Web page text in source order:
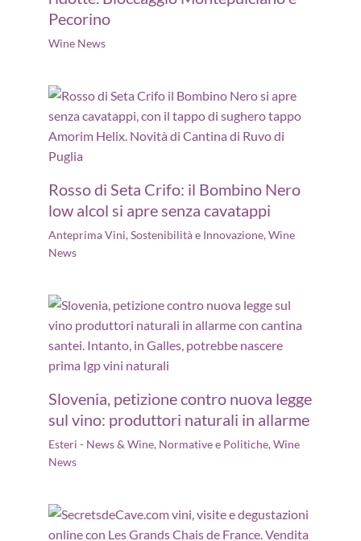
Pecorino
Wine News
Rosso di Seta Crifo: il Bombino Nero
low alcol si apre senza cavatappi
Anteprima Vini,Sostenibilità e Innovazione,Wine
News
Slovenia, petizione contro nuova legge
sul vino: produttori naturali in allarme
Esteri - News & Wine, Normative e Politiche,Wine
News